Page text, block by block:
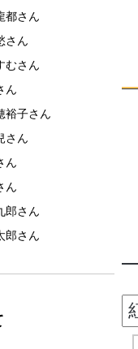
都さん
さん
むさん
ん
裕子さん
さん
ん
ん
郎さん
郎さん